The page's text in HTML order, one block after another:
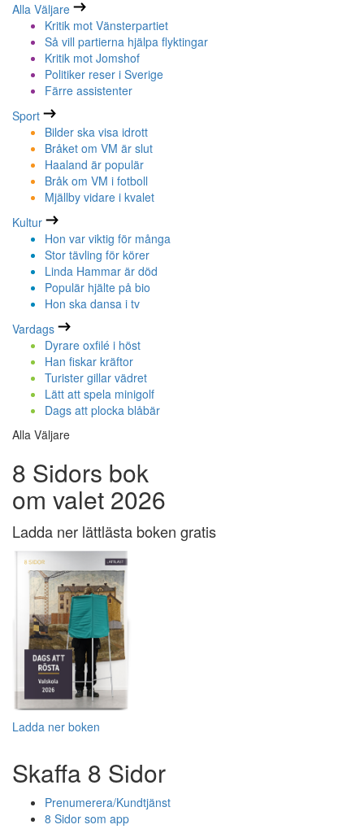
Alla Väljare
Kritik mot Vänsterpartiet
Så vill partierna hjälpa flyktingar
Kritik mot Jomshof
Politiker reser i Sverige
Färre assistenter
Sport
Bilder ska visa idrott
Bråket om VM är slut
Haaland är populär
Bråk om VM i fotboll
Mjällby vidare i kvalet
Kultur
Hon var viktig för många
Stor tävling för körer
Linda Hammar är död
Populär hjälte på bio
Hon ska dansa i tv
Vardags
Dyrare oxfilé i höst
Han fiskar kräftor
Turister gillar vädret
Lätt att spela minigolf
Dags att plocka blåbär
Alla Väljare
8 Sidors bok
om valet 2026
Ladda ner lättlästa boken gratis
Ladda ner boken
Skaffa 8 Sidor
Prenumerera/Kundtjänst
8 Sidor som app